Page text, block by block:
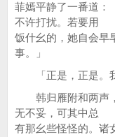
菲嫣平静了一番道：
不许打扰。若要用
饭什幺的，她自会早
事。」
「正是，正是。
韩归雁附和两声，
无不妥，可其中总
有那幺些怪怪的。诸